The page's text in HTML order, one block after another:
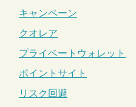
キャンペーン
クオレア
プライベートウォレット
ポイントサイト
リスク回避